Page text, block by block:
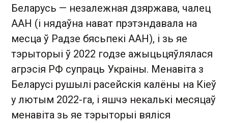
Беларусь — незалежная дзяржава, чалец
ААН (і нядаўна нават прэтэндавала на
месца ў Радзе бясьпекі ААН), і зь яе
тэрыторыі ў 2022 годзе ажыцьцяўлялася
агрэсія РФ супраць Украіны. Менавіта з
Беларусі рушылі расейскія калёны на Кіеў
у лютым 2022-га, і яшчэ некалькі месяцаў
менавіта зь яе тэрыторыі вяліся